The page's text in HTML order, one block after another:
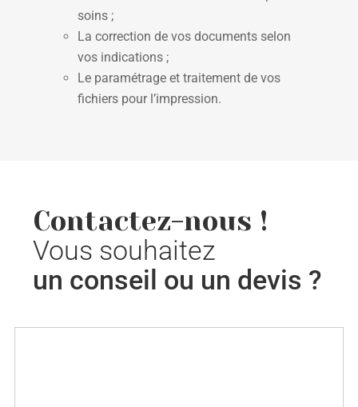
soins ;
La correction de vos documents selon
vos indications ;
Le paramétrage et traitement de vos
fichiers pour l’impression.
Contactez-nous !
Vous souhaitez
un conseil ou un devis ?